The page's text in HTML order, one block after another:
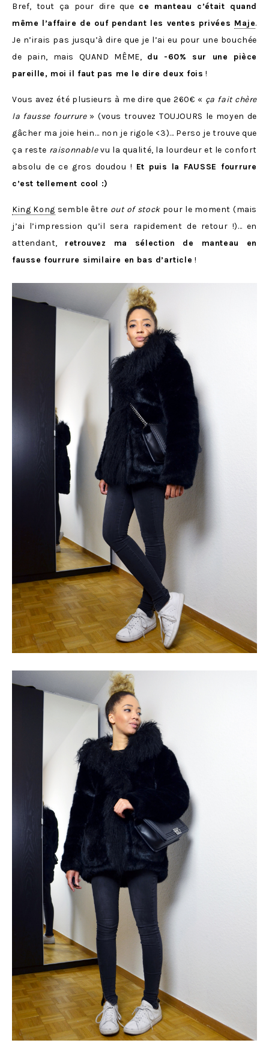
Bref, tout ça pour dire que ce manteau c’était quand
même l’affaire de ouf pendant les ventes privées Maje.
Je n’irais pas jusqu’à dire que je l’ai eu pour une bouchée
de pain, mais QUAND MÊME, du -60% sur une pièce
pareille, moi il faut pas me le dire deux fois !
Vous avez été plusieurs à me dire que 260€ « ça fait chère
la fausse fourrure» (vous trouvez TOUJOURS le moyen de
gâcher ma joie hein… non je rigole <3)… Perso je trouve que
ça reste raisonnablevu la qualité, la lourdeur et le confort
absolu de ce gros doudou ! Et puis la FAUSSE fourrure
c’est tellement cool :)
King Kong semble être out of stockpour le moment (mais
j’ai l’impression qu’il sera rapidement de retour !)… en
attendant, retrouvez ma sélection de manteau en
fausse fourrure similaire en bas d’article !